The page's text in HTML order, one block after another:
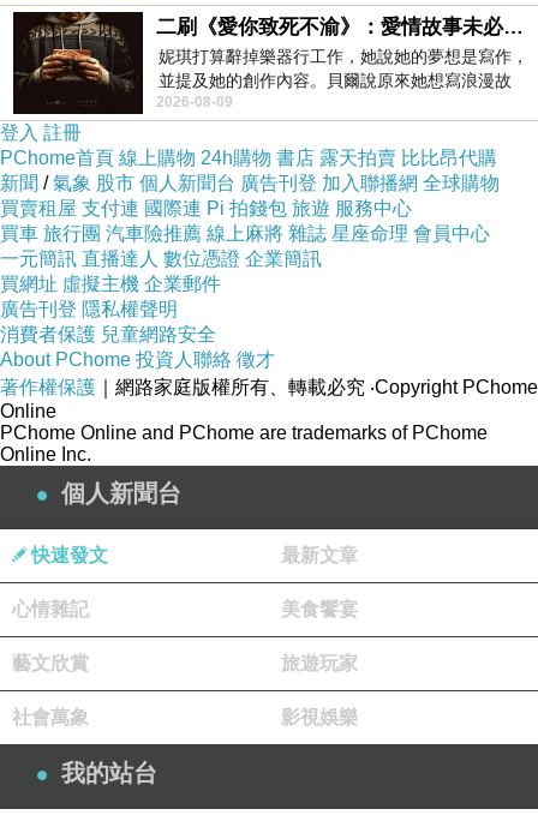
二刷《愛你致死不渝》：愛情故事未必是浪漫故事
妮琪打算辭掉樂器行工作，她說她的夢想是寫作，
並提及她的創作內容。貝爾說原來她想寫浪漫故
事，妮琪回應：「不是浪漫故事，是愛情
2026-08-09
登入 註冊
PChome首頁 線上購物 24h購物 書店 露天拍賣 比比昂代購
新聞 /氣象 股市 個人新聞台 廣告刊登 加入聯播網 全球購物
買賣租屋 支付連 國際連 Pi 拍錢包 旅遊 服務中心
買車 旅行團 汽車險推薦 線上麻將 雜誌 星座命理 會員中心
一元簡訊 直播達人 數位憑證 企業簡訊
買網址 虛擬主機 企業郵件
廣告刊登 隱私權聲明
消費者保護 兒童網路安全
About PChome 投資人聯絡 徵才
著作權保護 ｜網路家庭版權所有、轉載必究 ‧Copyright PChome
Online
PChome Online and PChome are trademarks of PChome
Online Inc.
個人新聞台
快速發文 最新文章
心情雜記 美食饗宴
藝文欣賞 旅遊玩家
社會萬象 影視娛樂
我的站台